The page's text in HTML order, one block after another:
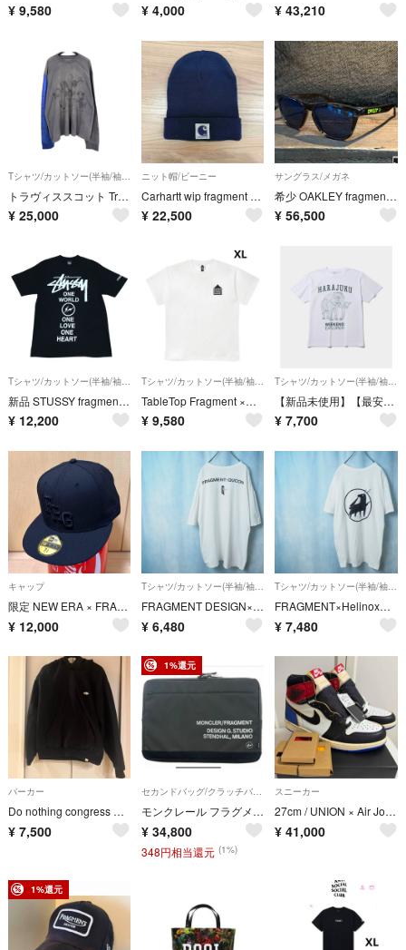
¥ 9,580 ¥ 4,000 ¥ 43,210
Tシャツ/カットソー(半袖/袖なし)
トラヴィススコット Travis Scott × フラグメントデザイン fragment design × 村上隆 【 CACTUS JACK DRIFT LS TEE 】 グラフィック プリント ロングスリーブ 長袖 カットソー w27639
¥ 25,000
ニット帽/ビーニー
Carhartt wip fragment design ビーニー ネイビー
¥ 22,500
サングラス/メガネ
希少 OAKLEY fragment design frogskins 初期
¥ 56,500
Tシャツ/カットソー(半袖/袖なし)
新品 STUSSY fragment コラボ 半袖Tシャツ S 黒 チャリティー
¥ 12,200
Tシャツ/カットソー(半袖/袖なし)
TableTop Fragment ×DoverStreetMarket TEE
¥ 9,580
Tシャツ/カットソー(半袖/袖なし)
【新品未使用】【最安値】フラグメント ODORIBA HARAJUKU Tシャツ
¥ 7,700
キャップ
限定 NEW ERA × FRAGMENT - FRG BLACK 59FIFTY CAP
¥ 12,000
Tシャツ/カットソー(半袖/袖なし)
FRAGMENT DESIGN×QUCON｜オープニング記念Tシャツ（XL）
¥ 6,480
Tシャツ/カットソー(半袖/袖なし)
FRAGMENT×Helinox｜HCCオープン記念限定Tシャツ （Wht・L）
¥ 7,480
パーカー
Do nothing congress スウェットパーカー M 藤原ヒロシ
¥ 7,500
1%還元
セカンドバッグ/クラッチバッグ
モンクレール フラグメント ラップトップケース 中古
¥ 34,800
348円相当還元 (1%)
スニーカー
27cm / UNION × Air Jordan 1 x fragment
¥ 41,000
1%還元